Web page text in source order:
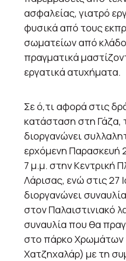
ασφαλείας, γιατρό
φυσικά από τους
σωματείων από
πραγματικά
εργατικά ατυχήματα.
Σε ό,τι αφορά στις
κατάσταση στη Γάζα,
διοργανώνει
ερχόμενη Παρασκευή
7 μ.μ. στην Κεντρική
Λάρισας, ενώ στις 27
διοργανώνει
στον Παλαιστινιακό
συναυλία που θα
στο πάρκο
Χατζηχαλάρ) με τη